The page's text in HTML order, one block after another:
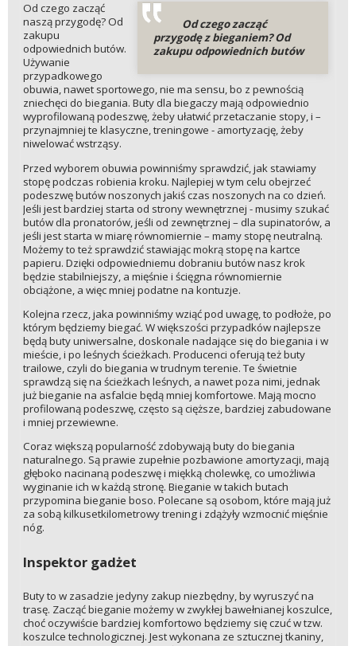
Od czego zacząć
przygodę z bieganiem? Od
zakupu odpowiednich butów
Od czego zacząć
naszą przygodę? Od
zakupu
odpowiednich butów.
Używanie
przypadkowego
obuwia, nawet sportowego, nie ma sensu, bo z pewnością
zniechęci do biegania. Buty dla biegaczy mają odpowiednio
wyprofilowaną podeszwę, żeby ułatwić przetaczanie stopy, i –
przynajmniej te klasyczne, treningowe - amortyzację, żeby
niwelować wstrząsy.
Przed wyborem obuwia powinniśmy sprawdzić, jak stawiamy
stopę podczas robienia kroku. Najlepiej w tym celu obejrzeć
podeszwę butów noszonych jakiś czas noszonych na co dzień.
Jeśli jest bardziej starta od strony wewnętrznej - musimy szukać
butów dla pronatorów, jeśli od zewnętrznej – dla supinatorów, a
jeśli jest starta w miarę równomiernie – mamy stopę neutralną.
Możemy to też sprawdzić stawiając mokrą stopę na kartce
papieru. Dzięki odpowiedniemu dobraniu butów nasz krok
będzie stabilniejszy, a mięśnie i ścięgna równomiernie
obciążone, a więc mniej podatne na kontuzje.
Kolejna rzecz, jaka powinniśmy wziąć pod uwagę, to podłoże, po
którym będziemy biegać. W większości przypadków najlepsze
będą buty uniwersalne, doskonale nadające się do biegania i w
mieście, i po leśnych ścieżkach. Producenci oferują też buty
trailowe, czyli do biegania w trudnym terenie. Te świetnie
sprawdzą się na ścieżkach leśnych, a nawet poza nimi, jednak
już bieganie na asfalcie będą mniej komfortowe. Mają mocno
profilowaną podeszwę, często są cięższe, bardziej zabudowane
i mniej przewiewne.
Coraz większą popularność zdobywają buty do biegania
naturalnego. Są prawie zupełnie pozbawione amortyzacji, mają
głęboko nacinaną podeszwę i miękką cholewkę, co umożliwia
wyginanie ich w każdą stronę. Bieganie w takich butach
przypomina bieganie boso. Polecane są osobom, które mają już
za sobą kilkusetkilometrowy trening i zdążyły wzmocnić mięśnie
nóg.
Inspektor gadżet
Buty to w zasadzie jedyny zakup niezbędny, by wyruszyć na
trasę. Zacząć bieganie możemy w zwykłej bawełnianej koszulce,
choć oczywiście bardziej komfortowo będziemy się czuć w tzw.
koszulce technologicznej. Jest wykonana ze sztucznej tkaniny,